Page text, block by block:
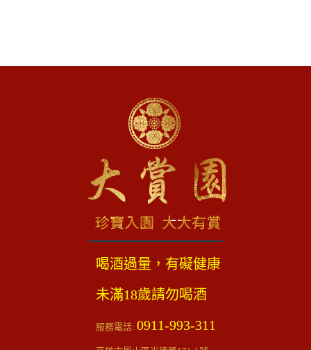
喝酒過量，有礙健康
未滿18歲請勿喝酒
服務電話: 0911-993-311